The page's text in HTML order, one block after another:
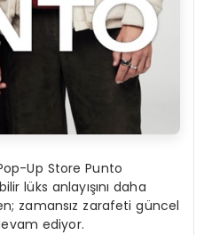
Up Store Punto
lüks anlayışını daha
zamansız zarafeti güncel
ediyor.